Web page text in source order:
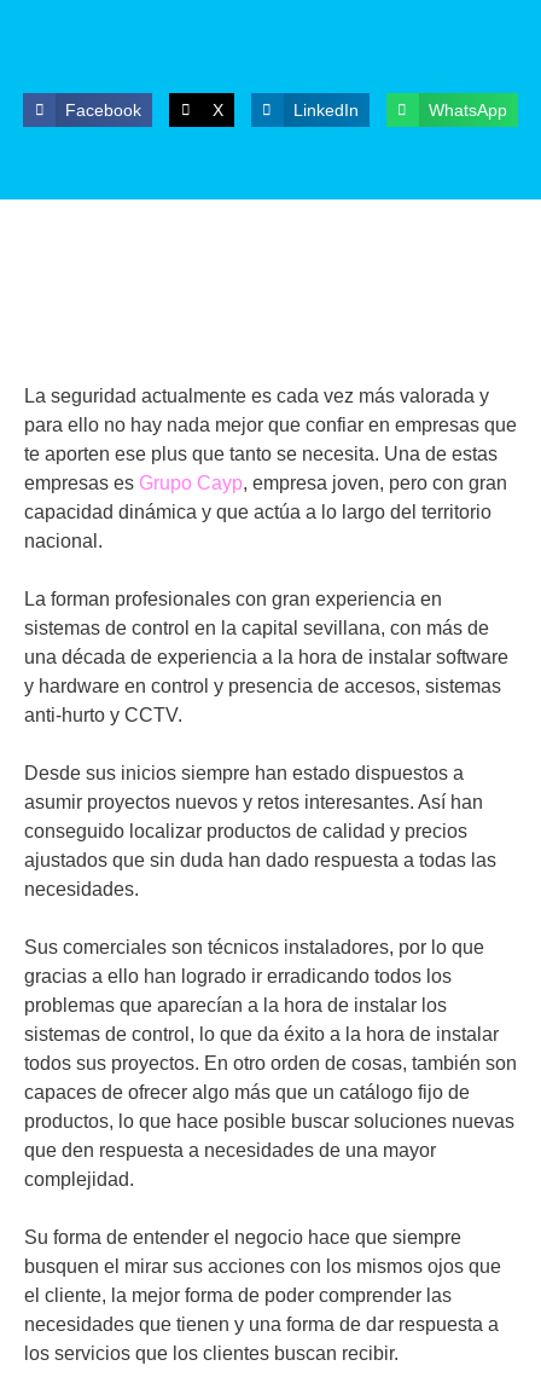
Facebook X LinkedIn WhatsApp
La seguridad actualmente es cada vez más valorada y
para ello no hay nada mejor que confiar en empresas que
te aporten ese plus que tanto se necesita. Una de estas
empresas es Grupo Cayp, empresa joven, pero con gran
capacidad dinámica y que actúa a lo largo del territorio
nacional.
La forman profesionales con gran experiencia en
sistemas de control en la capital sevillana, con más de
una década de experiencia a la hora de instalar software
y hardware en control y presencia de accesos, sistemas
anti-hurto y CCTV.
Desde sus inicios siempre han estado dispuestos a
asumir proyectos nuevos y retos interesantes. Así han
conseguido localizar productos de calidad y precios
ajustados que sin duda han dado respuesta a todas las
necesidades.
Sus comerciales son técnicos instaladores, por lo que
gracias a ello han logrado ir erradicando todos los
problemas que aparecían a la hora de instalar los
sistemas de control, lo que da éxito a la hora de instalar
todos sus proyectos. En otro orden de cosas, también son
capaces de ofrecer algo más que un catálogo fijo de
productos, lo que hace posible buscar soluciones nuevas
que den respuesta a necesidades de una mayor
complejidad.
Su forma de entender el negocio hace que siempre
busquen el mirar sus acciones con los mismos ojos que
el cliente, la mejor forma de poder comprender las
necesidades que tienen y una forma de dar respuesta a
los servicios que los clientes buscan recibir.